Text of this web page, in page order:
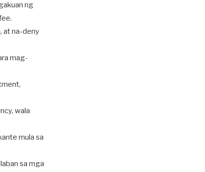
ng
at na-deny
mag-
wala
mula sa
sa mga